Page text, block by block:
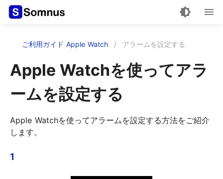
ご利用ガイド Apple Watch / アラームを設定する
Apple Watchを使ってアラ
ームを設定する
Apple Watchを使ってアラームを設定する方法をご紹介
します。
1